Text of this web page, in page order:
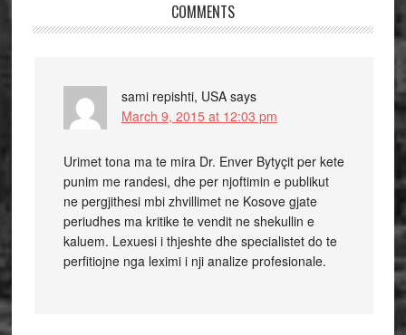
COMMENTS
sami repishti, USA says
March 9, 2015 at 12:03 pm
Urimet tona ma te mira Dr. Enver Bytyçit per kete
punim me randesi, dhe per njoftimin e publikut
ne pergjithesi mbi zhvillimet ne Kosove gjate
periudhes ma kritike te vendit ne shekullin e
kaluem. Lexuesi i thjeshte dhe specialistet do te
perfitiojne nga leximi i nji analize profesionale.